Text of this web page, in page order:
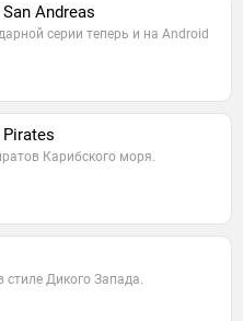
Andreas
серии теперь и на Android
Карибского моря.
стиле Дикого Запада.